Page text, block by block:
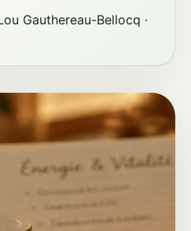
Gauthereau-Bellocq ·